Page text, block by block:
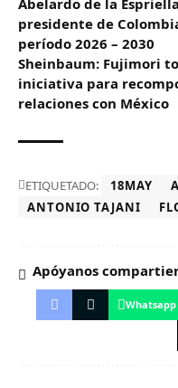
presidente de
período 2026 – 2030
Sheinbaum: Fujimori
iniciativa para
relaciones con México
ETIQUETADO: 18MAY
ANTONIO TAJANI
Apóyanos
Whatsapp